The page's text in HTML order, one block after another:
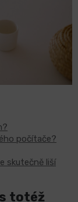
počítače?
skutečně liší
totéž